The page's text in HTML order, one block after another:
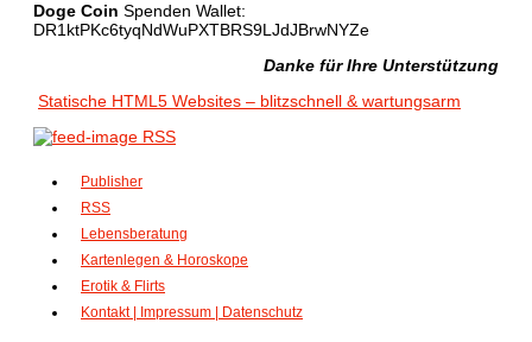
Doge Coin Spenden Wallet:
DR1ktPKc6tyqNdWuPXTBRS9LJdJBrwNYZe
Danke für Ihre Unterstützung
Statische HTML5 Websites – blitzschnell & wartungsarm
RSS
Publisher
RSS
Lebensberatung
Kartenlegen & Horoskope
Erotik & Flirts
Kontakt | Impressum | Datenschutz